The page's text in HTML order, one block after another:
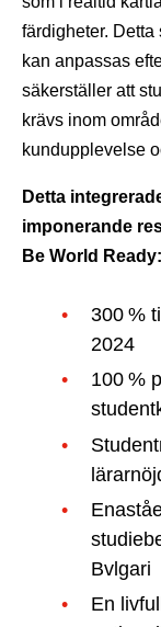
färdigheter.
kan anpassas
säkerställer att
krävs inom
kundupplevelse
Detta
imponerande
Be World Ready:
300 %
2024
100 %
Bvlgari
En